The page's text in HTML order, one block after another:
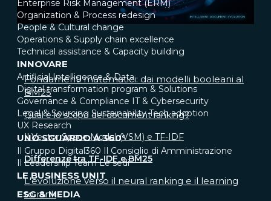
Enterprise Risk Management (ERM)
Organization & Process redesign
People & Cultural change
Operations & Supply chain excellence
Technical assistance & Capacity building
INNOVARE
Artificial Intelligence & Data
Digital transformation program & Solutions
Governance & Compliance IT & Cybersecurity
Legal & Sourcing Sustainability Tech adoption
UX Research
UNO SGUARDO A 360°
Il Gruppo Digital360 Il Consiglio di Amministrazione
Il Leadership Team Le sedi
LE BUSINESS UNIT
ESG & MEDIA
Fondamenti matematici: dai modelli booleani al
BM25
Qual è lo scopo del document ranking?
Il Vector Space Model (VSM) e TF-IDF
Differenze tra TF-IDF e BM25
L'evoluzione verso il neural ranking e il learning
to rank